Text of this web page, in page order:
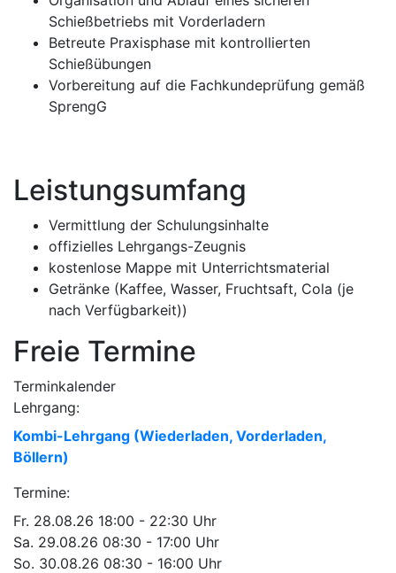
Schießbetriebs mit Vorderladern
Betreute Praxisphase mit kontrollierten
Schießübungen
Vorbereitung auf die Fachkundeprüfung gemäß
SprengG
Leistungsumfang
Vermittlung der Schulungsinhalte
offizielles Lehrgangs-Zeugnis
kostenlose Mappe mit Unterrichtsmaterial
Getränke (Kaffee, Wasser, Fruchtsaft, Cola (je
nach Verfügbarkeit))
Freie Termine
Terminkalender
Lehrgang:
Kombi-Lehrgang (Wiederladen, Vorderladen,
Böllern)
Termine:
Fr. 28.08.26 18:00 - 22:30 Uhr
Sa. 29.08.26 08:30 - 17:00 Uhr
So. 30.08.26 08:30 - 16:00 Uhr